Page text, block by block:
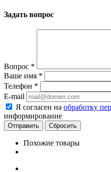
Задать вопрос
Вопрос *
Ваше имя *
Телефон *
E-mail
Я согласен на обработку
информирование
Сбросить
Похожие товары